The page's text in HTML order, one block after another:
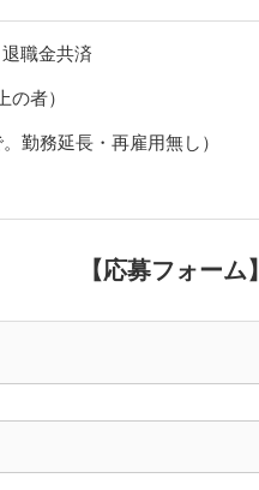
職金共済
者）
勤務延長・再雇用無し）
【応募フォーム】